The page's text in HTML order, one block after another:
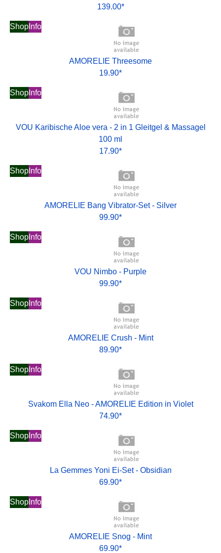
139.00*
Shop Info
AMORELIE Threesome
19.90*
Shop Info
VOU Karibische Aloe vera - 2 in 1 Gleitgel & Massagel
100 ml
17.90*
Shop Info
AMORELIE Bang Vibrator-Set - Silver
99.90*
Shop Info
VOU Nimbo - Purple
99.90*
Shop Info
AMORELIE Crush - Mint
89.90*
Shop Info
Svakom Ella Neo - AMORELIE Edition in Violet
74.90*
Shop Info
La Gemmes Yoni Ei-Set - Obsidian
69.90*
Shop Info
AMORELIE Snog - Mint
69.90*